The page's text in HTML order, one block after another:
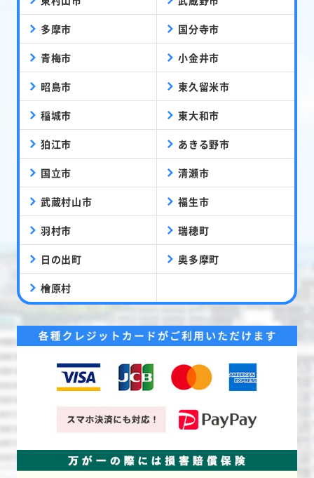
多摩市 国分寺市
青梅市 小金井市
昭島市 東久留米市
稲城市 東大和市
狛江市 あきる野市
国立市 清瀬市
武蔵村山市 福生市
羽村市 瑞穂町
日の出町 奥多摩町
檜原村